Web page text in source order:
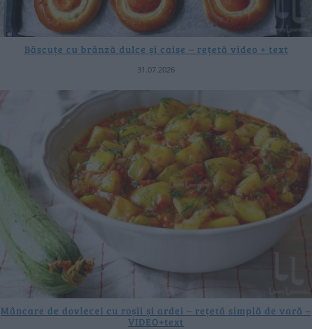
Băscuțe cu brânză dulce și caise – rețetă video + text
31.07.2026
Mâncare de dovlecei cu roșii și ardei – rețetă simplă de vară –
VIDEO+text